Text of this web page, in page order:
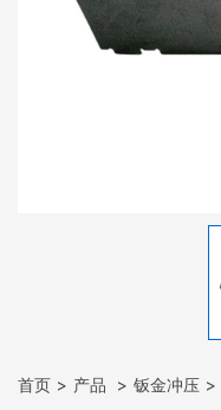
首页 产品 钣金冲压